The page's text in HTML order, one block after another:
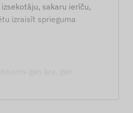
sakaru ierīču,
izraisīt sprieguma